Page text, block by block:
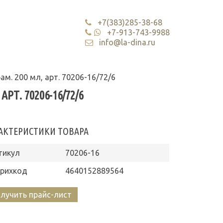
+7(383)285-38-68
+7-913-743-9988
info@la-dina.ru
200 мл, арт. 70206-16/72/6
70206-16/72/6
ТОВАРА
70206-16
4640152889564
прайс-лист